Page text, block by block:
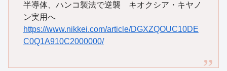
半導体、ハンコ製法で逆襲 キオクシア・キヤノ
ン実用へ
https://www.nikkei.com/article/DGXZQOUC10DE
C0Q1A910C2000000/